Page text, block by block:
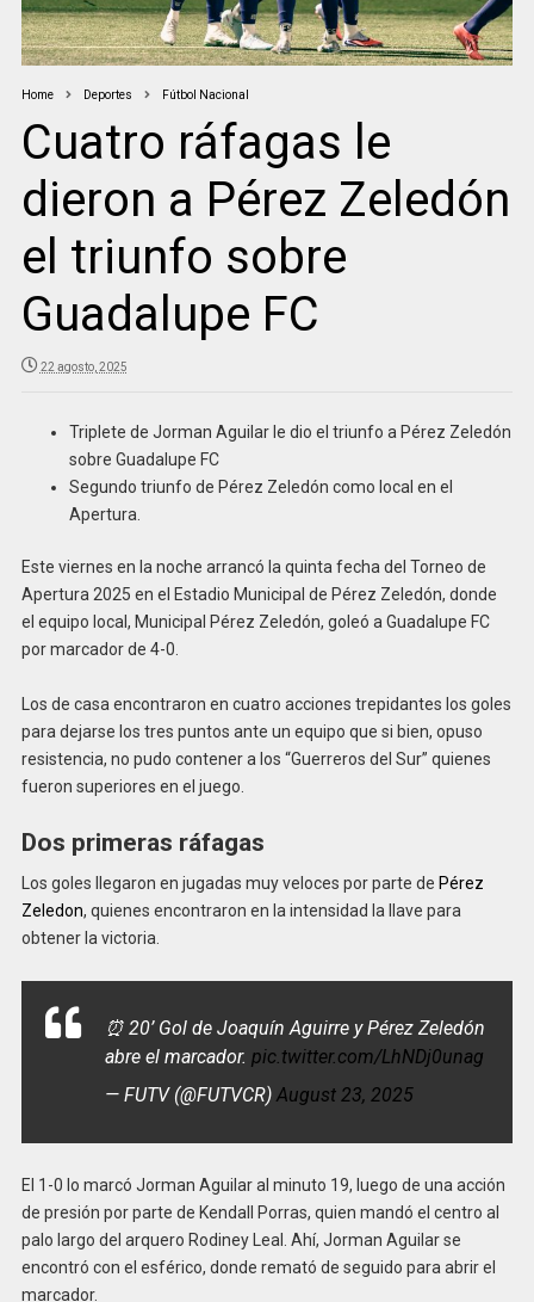
Home Deportes Fútbol Nacional
Cuatro ráfagas le
dieron a Pérez Zeledón
el triunfo sobre
Guadalupe FC
22 agosto, 2025
Triplete de Jorman Aguilar le dio el triunfo a Pérez Zeledón
sobre Guadalupe FC
Segundo triunfo de Pérez Zeledón como local en el
Apertura.
Este viernes en la noche arrancó la quinta fecha del Torneo de
Apertura 2025 en el Estadio Municipal de Pérez Zeledón, donde
el equipo local, Municipal Pérez Zeledón, goleó a Guadalupe FC
por marcador de 4-0.
Los de casa encontraron en cuatro acciones trepidantes los goles
para dejarse los tres puntos ante un equipo que si bien, opuso
resistencia, no pudo contener a los “Guerreros del Sur” quienes
fueron superiores en el juego.
Dos primeras ráfagas
Los goles llegaron en jugadas muy veloces por parte de Pérez
Zeledon, quienes encontraron en la intensidad la llave para
obtener la victoria.
⏰ 20’ Gol de Joaquín Aguirre y Pérez Zeledón
abre el marcador. pic.twitter.com/LhNDj0unag
— FUTV (@FUTVCR) August 23, 2025
El 1-0 lo marcó Jorman Aguilar al minuto 19, luego de una acción
de presión por parte de Kendall Porras, quien mandó el centro al
palo largo del arquero Rodiney Leal. Ahí, Jorman Aguilar se
encontró con el esférico, donde remató de seguido para abrir el
marcador.